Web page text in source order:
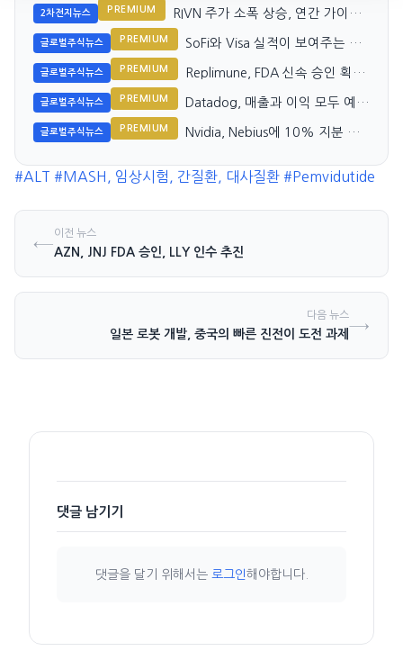
2차전지뉴스 PREMIUM
RIVN 주가 소폭 상승, 연간 가이던
스 축소와 비용 절감 기대
글로벌주식뉴스 PREMIUM
SoFi와 Visa 실적이 보여주는 소
글로벌주식뉴스 PREMIUM
Replimune, FDA 신속 승인 획득
글로벌주식뉴스 PREMIUM
Datadog, 매출과 이익 모두 예상
글로벌주식뉴스 PREMIUM
Nvidia, Nebius에 10% 지분 투
#ALT #MASH, 임상시험, 간질환, 대사질환 #Pemvidutide
←이전 뉴스
AZN, JNJ FDA 승인, LLY 인수 추진
다음 뉴스
일본 로봇 개발, 중국의 빠른 진전이 도전 과제 →
댓글 남기기
댓글을 달기 위해서는 로그인해야합니다.